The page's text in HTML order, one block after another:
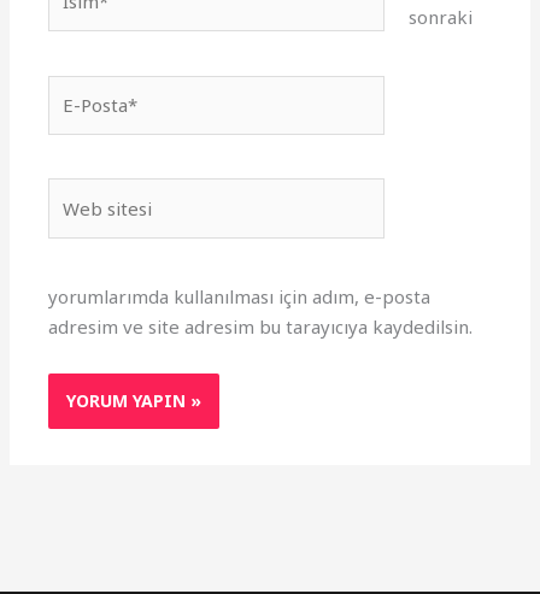
Posta*
sitesi
sonraki
yorumlarımda kullanılması için adım, e-posta
adresim ve site adresim bu tarayıcıya kaydedilsin.